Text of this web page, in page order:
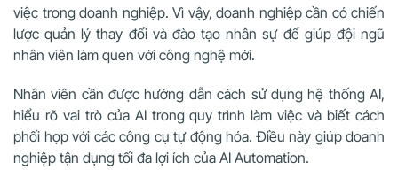
việc trong doanh nghiệp. Vì vậy, doanh nghiệp cần có chiến
lược quản lý thay đổi và đào tạo nhân sự để giúp đội ngũ
nhân viên làm quen với công nghệ mới.
Nhân viên cần được hướng dẫn cách sử dụng hệ thống AI,
hiểu rõ vai trò của AI trong quy trình làm việc và biết cách
phối hợp với các công cụ tự động hóa. Điều này giúp doanh
nghiệp tận dụng tối đa lợi ích của AI Automation.